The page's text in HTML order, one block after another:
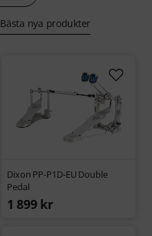
Bästa nya produkter
Dixon PP-P1D-EU Double
Pedal
1 899 kr